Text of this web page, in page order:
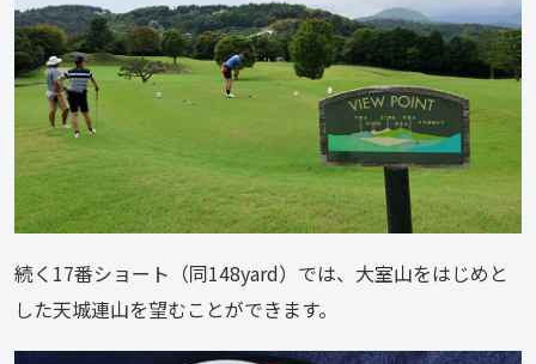
続く17番ショート（同148yard）では、大室山をはじめと
した天城連山を望むことができます。